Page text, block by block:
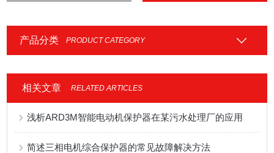
产品分类 PRODUCT CATEGORY
相关文章 RELATED ARTICLES
浅析ARD3M智能电动机保护器在某污水处理厂的应用
简述三相电机综合保护器的常见故障解决方法